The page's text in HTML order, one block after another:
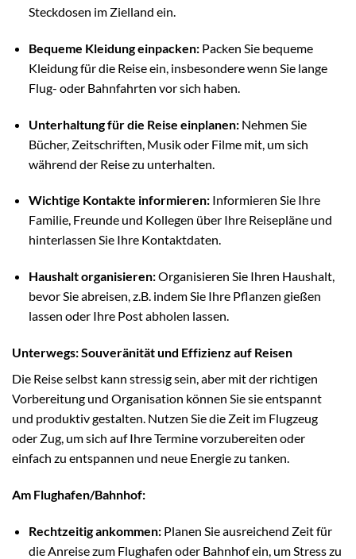
Steckdosen im Zielland ein.
Bequeme Kleidung einpacken:Packen Sie bequeme
Kleidung für die Reise ein, insbesondere wenn Sie lange
Flug- oder Bahnfahrten vor sich haben.
Unterhaltung für die Reise einplanen:Nehmen Sie
Bücher, Zeitschriften, Musik oder Filme mit, um sich
während der Reise zu unterhalten.
Wichtige Kontakte informieren:Informieren Sie Ihre
Familie, Freunde und Kollegen über Ihre Reisepläne und
hinterlassen Sie Ihre Kontaktdaten.
Haushalt organisieren:Organisieren Sie Ihren Haushalt,
bevor Sie abreisen, z.B. indem Sie Ihre Pflanzen gießen
lassen oder Ihre Post abholen lassen.
Unterwegs: Souveränität und Effizienz auf Reisen
Die Reise selbst kann stressig sein, aber mit der richtigen
Vorbereitung und Organisation können Sie sie entspannt
und produktiv gestalten. Nutzen Sie die Zeit im Flugzeug
oder Zug, um sich auf Ihre Termine vorzubereiten oder
einfach zu entspannen und neue Energie zu tanken.
Am Flughafen/Bahnhof:
Rechtzeitig ankommen:Planen Sie ausreichend Zeit für
die Anreise zum Flughafen oder Bahnhof ein, um Stress zu